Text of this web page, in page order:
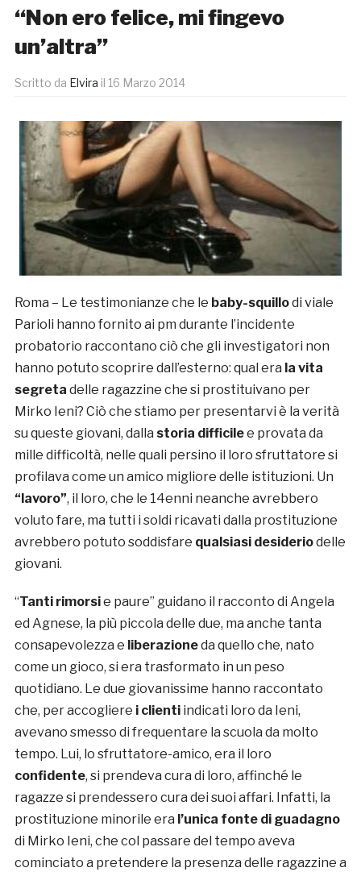
“Non ero felice, mi fingevo
un’altra”
Scritto da Elvira il 16 Marzo 2014
Roma – Le testimonianze che le baby-squillodi viale
Parioli hanno fornito ai pm durante l’incidente
probatorio raccontano ciò che gli investigatori non
hanno potuto scoprire dall’esterno: qual era la vita
segreta delle ragazzine che si prostituivano per
Mirko Ieni? Ciò che stiamo per presentarvi è la verità
su queste giovani, dalla storia difficilee provata da
mille difficoltà, nelle quali persino il loro sfruttatore si
profilava come un amico migliore delle istituzioni. Un
“lavoro”, il loro, che le 14enni neanche avrebbero
voluto fare, ma tutti i soldi ricavati dalla prostituzione
avrebbero potuto soddisfare qualsiasi desideriodelle
giovani.
“Tanti rimorsie paure” guidano il racconto di Angela
ed Agnese, la più piccola delle due, ma anche tanta
consapevolezza e liberazioneda quello che, nato
come un gioco, si era trasformato in un peso
quotidiano. Le due giovanissime hanno raccontato
che, per accogliere i clientiindicati loro da Ieni,
avevano smesso di frequentare la scuola da molto
tempo. Lui, lo sfruttatore-amico, era il loro
confidente, si prendeva cura di loro, affinché le
ragazze si prendessero cura dei suoi affari. Infatti, la
prostituzione minorile era l’unica fonte di guadagno
di Mirko Ieni, che col passare del tempo aveva
cominciato a pretendere la presenza delle ragazzine a